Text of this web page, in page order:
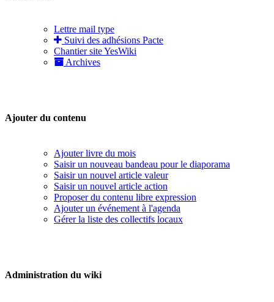
Lettre mail type
Suivi des adhésions Pacte
Chantier site YesWiki
Archives
Ajouter du contenu
Ajouter livre du mois
Saisir un nouveau bandeau pour le diaporama
Saisir un nouvel article valeur
Saisir un nouvel article action
Proposer du contenu libre expression
Ajouter un événement à l'agenda
Gérer la liste des collectifs locaux
Administration du wiki